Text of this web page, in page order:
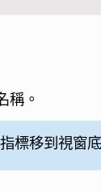
稱。
標移到視窗